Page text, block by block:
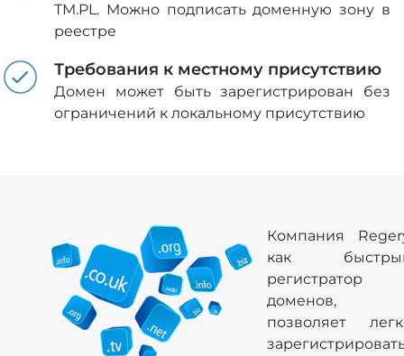
TM.PL. Можно подписать доменную зону в
реестре
Требования к местному присутствию
Домен может быть зарегистрирован без
ограничений к локальному присутствию
Компания
как
регистратор
доменов,
позволяет